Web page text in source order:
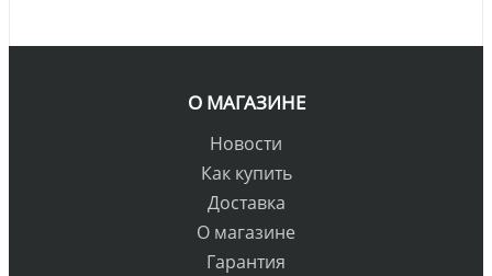
О МАГАЗИНЕ
Новости
Как купить
Доставка
О магазине
Гарантия